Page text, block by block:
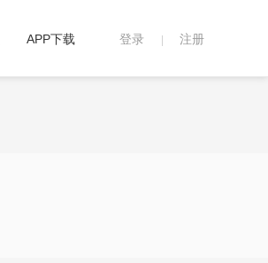
登录 注册
APP下载